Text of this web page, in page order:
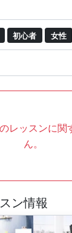
初心者 女性
レッスンに関
ん。
ン情報